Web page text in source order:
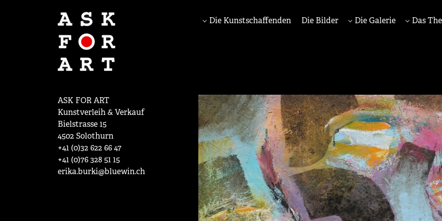
Die Kunstschaffenden Die Bilder Die Galerie Das
ASK FOR ART
Kunstverleih & Verkauf
Bielstrasse 15
4502 Solothurn
+41 (0)32 622 66 47
+41 (0)76 328 51 15
erika.burki@bluewin.ch